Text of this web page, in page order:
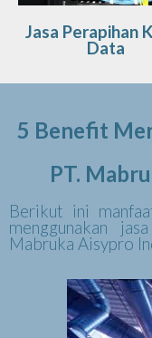
Jasa Perapihan
Data
5 Benefit
PT.
Berikut ini
menggunakan
Mabruka Aisypro